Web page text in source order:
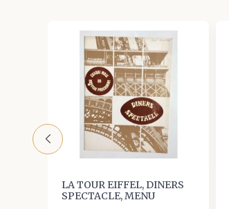
LA TOUR EIFFEL, DINERS
SPECTACLE, MENU